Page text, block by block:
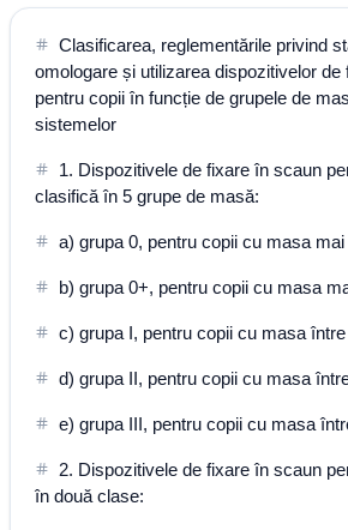
Clasificarea, reglementările privind
omologare și utilizarea dispozitivelor
pentru copii în funcție de grupele de
sistemelor
1. Dispozitivele de fixare în scaun
clasifică în 5 grupe de masă:
a) grupa 0, pentru copii cu masa
b) grupa 0+, pentru copii cu masa
c) grupa I, pentru copii cu masa
d) grupa II, pentru copii cu masa
e) grupa III, pentru copii cu masa
2. Dispozitivele de fixare în scaun
în două clase: